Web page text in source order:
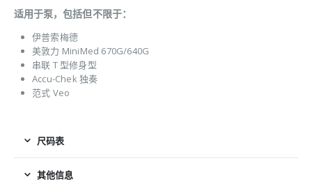
适用于泵，包括但不限于：
伊普索梅德
美敦力 MiniMed 670G/640G
串联 T 型修身型
Accu-Chek 独奏
范式 Veo
尺码表
其他信息